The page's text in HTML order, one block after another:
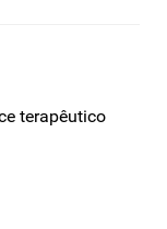
terapêutico